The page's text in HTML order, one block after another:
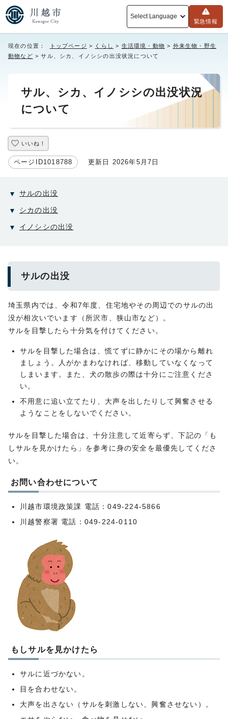
Select Language
緊急情報
現在の位置： トップページ > くらし > 生活環境・動物 > 外来生物・野生
動物など > サル、シカ、イノシシの出没状況について
サル、シカ、イノシシの出没状況
について
いいね！
ページID1018788 更新日 2026年5月7日
サルの出没
シカの出没
イノシシの出没
サルの出没
埼玉県内では、令和7年度、住宅地やその周辺でのサルの出
没が相次いでいます（所沢市、狭山市など）。
サルを目撃したら十分気を付けてください。
サルを目撃した場合は、慌てずに静かにその場から離れ
ましょう。人がかまわなければ、移動していなくなって
しまいます。また、犬の散歩の際は十分にご注意くださ
い。
不用意に追い立てたり、大声を出したりして興奮させる
ようなことをしないでください。
サルを目撃した場合は、十分注意して近寄らず、下記の「も
しサルを見かけたら」を参考に身の安全を最優先してくださ
い。
お問い合わせについて
川越市環境政策課 電話：049-224-5866
川越警察署 電話：049-224-0110
もしサルを見かけたら
サルに近づかない。
目を合わせない。
大声を出さない（サルを刺激しない、興奮させない）。